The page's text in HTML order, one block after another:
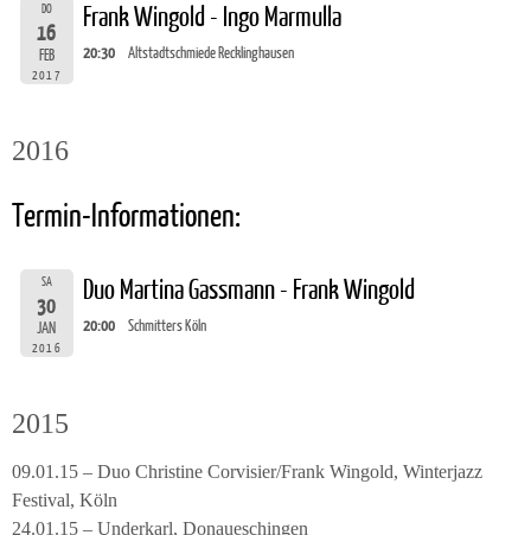
DO
16
FEB
2017
Frank Wingold - Ingo Marmulla
20:30 Altstadtschmiede Recklinghausen
2016
Termin-Informationen:
SA
30
JAN
2016
Duo Martina Gassmann - Frank Wingold
20:00 Schmitters Köln
2015
09.01.15 – Duo Christine Corvisier/Frank Wingold, Winterjazz
Festival, Köln
24.01.15 – Underkarl, Donaueschingen